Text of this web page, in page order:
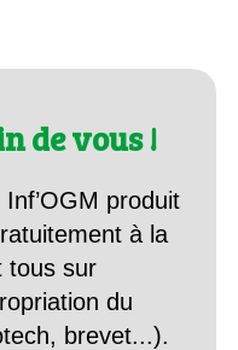
de vous !
produit
à la
tous sur
du
brevet...).